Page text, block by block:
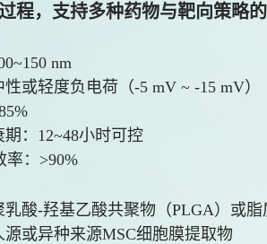
程，支持多种药物与靶向策略的
nm
或轻度负电荷（-5 mV ~ -15 mV）
：12~48小时可控
率：>90%
酸-羟基乙酸共聚物（PLGA）或脂
源或异种来源MSC细胞膜提取物